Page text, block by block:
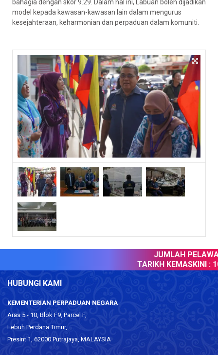
bahagia dengan skor 9.29. Dalam hal ini, Labuan boleh dijadikan
model kepada kawasan-kawasan lain dalam mengurus
kesejahteraan, keharmonian dan perpaduan dalam komuniti.
JUMLAH
TARIKH KEMASKINI :
HUBUNGI KAMI
KEMENTERIAN PERPADUAN NEGARA
Aras 5 - 10, Blok F9, Parcel F,
Lebuh Perdana Timur,
Presint 1, 62000 Putrajaya, MALAYSIA